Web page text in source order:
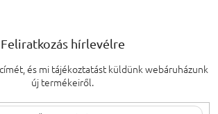
Feliratkozás hírlevélre
és mi tájékoztatást küldünk webáruházunk
új termékeiről.